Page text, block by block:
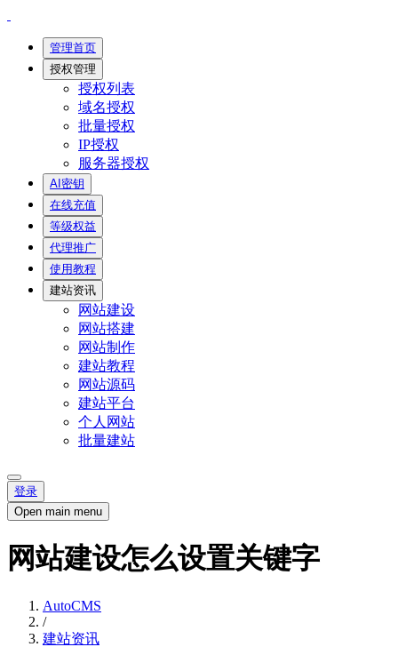
管理首页
授权管理
授权列表
域名授权
批量授权
IP授权
服务器授权
AI密钥
在线充值
等级权益
代理推广
使用教程
建站资讯
网站建设
网站搭建
网站制作
建站教程
网站源码
建站平台
个人网站
批量建站
登录
Open main menu
网站建设怎么设置关键字
AutoCMS
/
建站资讯